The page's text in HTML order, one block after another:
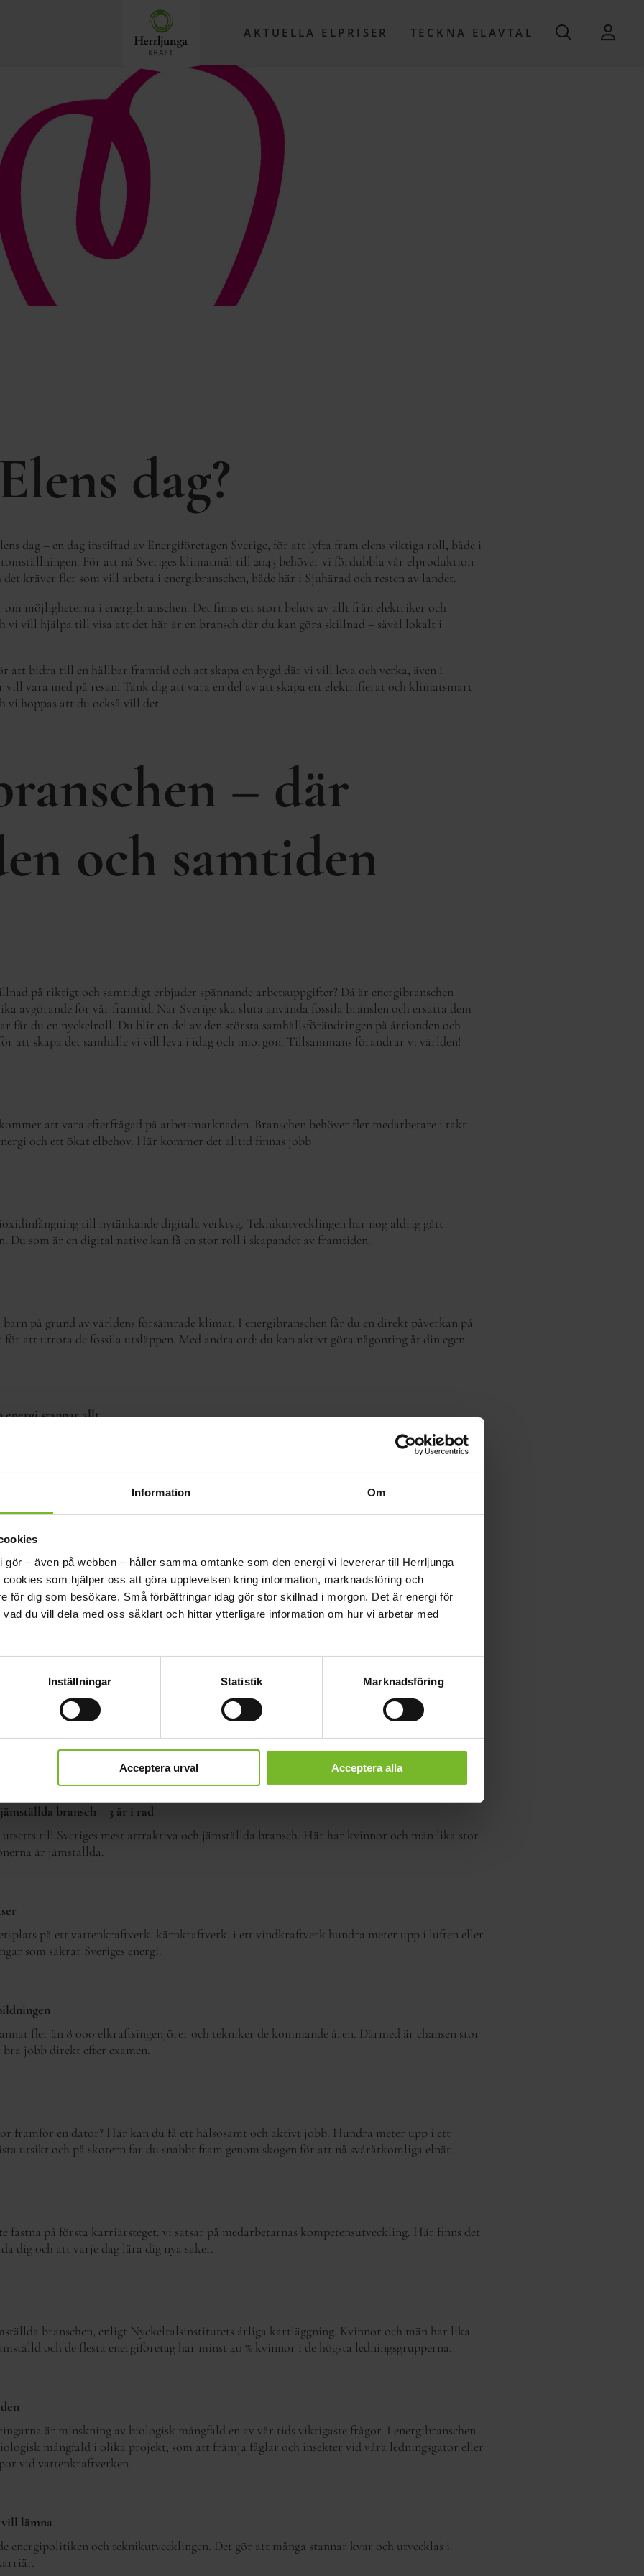
Information Om
– även på webben – håller samma omtanke som den energi vi levererar till Herrljunga
som hjälper oss att göra upplevelsen kring information, marknadsföring och
för dig som besökare. Små förbättringar idag gör stor skillnad i morgon. Det är energi för
du vill dela med oss såklart och hittar ytterligare information om hur vi arbetar med
Inställningar Statistik Marknadsföring
Acceptera urval Acceptera alla
AKTUELLA ELPRISER TECKNA ELAVTAL
dag?
dag – en dag instiftad av Energiföretagen Sverige, för att lyfta fram elens viktiga roll, både i
För att nå Sveriges klimatmål till 2045 behöver vi fördubbla vår elproduktion
kräver fler som vill arbeta i energibranschen, både här i Sjuhärad och resten av landet.
om möjligheterna i energibranschen. Det finns ett stort behov av allt från elektriker och
vi vill hjälpa till visa att det här är en bransch där du kan göra skillnad – såväl lokalt i
att bidra till en hållbar framtid och att skapa en bygd där vi vill leva och verka, även i
vara med på resan. Tänk dig att vara en del av att skapa ett elektrifierat och klimatsmart
vi hoppas att du också vill det.
– där
och samtiden
på riktigt och samtidigt erbjuder spännande arbetsuppgifter? Då är energibranschen
avgörande för vår framtid. När Sverige ska sluta använda fossila bränslen och ersätta dem
får du en nyckelroll. Du blir en del av den största samhällsförändringen på årtionden och
att skapa det samhälle vi vill leva i idag och imorgon. Tillsammans förändrar vi världen!
att vara efterfrågad på arbetsmarknaden. Branschen behöver fler medarbetare i takt
och ett ökat elbehov. Här kommer det alltid finnas jobb
till nytänkande digitala verktyg. Teknikutvecklingen har nog aldrig gått
Du som är en digital native kan få en stor roll i skapandet av framtiden.
på grund av världens försämrade klimat. I energibranschen får du en direkt påverkan på
att utrota de fossila utsläppen. Med andra ord: du kan aktivt göra någonting åt din egen
energi stannar allt
stängas av, övervakningssystem skulle sluta fungera och fabriker skulle stanna upp utan
till hållbar energi för alla, alltid.
närhet. En trygg energiförsörjning är avgörande för att Sverige ska vara motståndskraftigt
jobbar med energi spelar en viktig roll i Sveriges totalförsvar.
till dina vänner. Alla berörs av energi och ämnet är hett, inte minst när det kommer till
Sveriges beredskap.
och nya utmaningar, samtidigt som mätningar visar att vi är en av Sveriges bästa
schyssta villkor, möjlighet att utvecklas och bra lön.
bransch – 3 år i rad
utsetts till Sveriges mest attraktiva och jämställda bransch. Här har kvinnor och män lika stor
är jämställda.
på ett vattenkraftverk, kärnkraftverk, i ett vindkraftverk hundra meter upp i luften eller
som säkrar Sveriges energi.
fler än 8 000 elkraftsingenjörer och tekniker de kommande åren. Därmed är chansen stor
jobb direkt efter examen.
framför en dator? Här kan du få ett hälsosamt och aktivt jobb. Hundra meter upp i ett
utsikt och på skotern far du snabbt fram genom skogen för att nå svåråtkomliga elnät.
fastna på första karriärsteget: vi satsar på medarbetarnas kompetensutveckling. Här finns det
dig och att varje dag lära dig nya saker.
branschen, enligt Nyckeltalsinstitutets årliga kartläggning. Kvinnor och män har lika
och de flesta energiföretag har minst 40 % kvinnor i de högsta ledningsgrupperna.
är minskning av biologisk mångfald en av vår tids viktigaste frågor. I energibranschen
mångfald i olika projekt, som att främja fåglar och insekter vid våra ledningsgator eller
vid vattenkraftverken.
lämna
energipolitiken och teknikutvecklingen. Det gör att många stannar kvar och utvecklas i